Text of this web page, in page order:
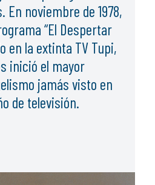
En noviembre de 1978,
“El Despertar
en la extinta TV Tupi,
inició el mayor
jamás visto en
de televisión.